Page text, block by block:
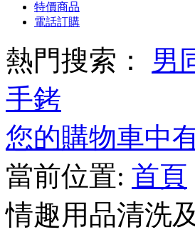
特價商品
電話訂購
熱門搜索： 男
手銬
您的購物車中
當前位置: 首頁
情趣用品清洗